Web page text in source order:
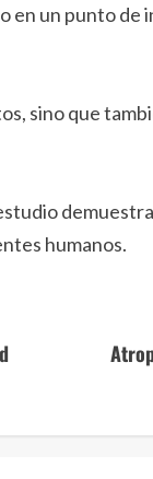
un punto de
sino que
humanos.